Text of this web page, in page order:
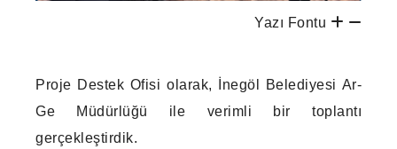
Yazı Fontu
Proje Destek Ofisi olarak, İnegöl Belediyesi Ar-
Ge Müdürlüğü ile verimli bir toplantı
gerçekleştirdik.